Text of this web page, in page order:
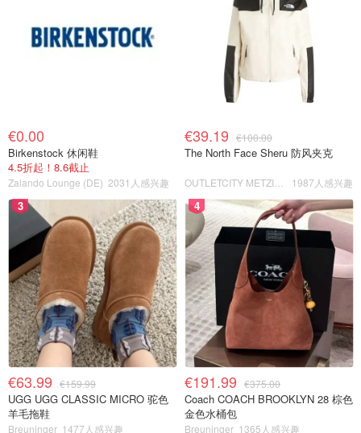
€0.00
Birkenstock 休闲鞋
4.5折起！8.6截止
Zalando Lounge (DE) 2031人感兴趣
€39.19 €100.00
The North Face Sheru 防风夹克
1987人感兴趣
3
€63.99 €159.99
UGG UGG CLASSIC MICRO 驼色
羊毛拖鞋
Breuninger 1477人感兴趣
4
€191.99 €375.00
Coach COACH BROOKLYN 28 棕色
金色水桶包
Breuninger 1365人感兴趣